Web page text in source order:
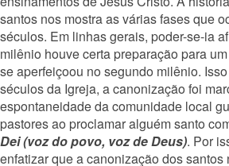
santos nos mostra as várias fases que
séculos. Em linhas gerais, poder-se-ia
milênio houve certa preparação para
se aperfeiçoou no segundo milênio.
séculos da Igreja, a canonização foi
espontaneidade da comunidade local
pastores ao proclamar alguém santo
Dei (voz do povo, voz de Deus). Por
enfatizar que a canonização dos santos